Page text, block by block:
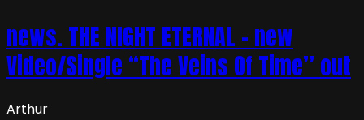
news. THE NIGHT ETERNAL – new
Video/Single “The Veins Of Time” out
Arthur